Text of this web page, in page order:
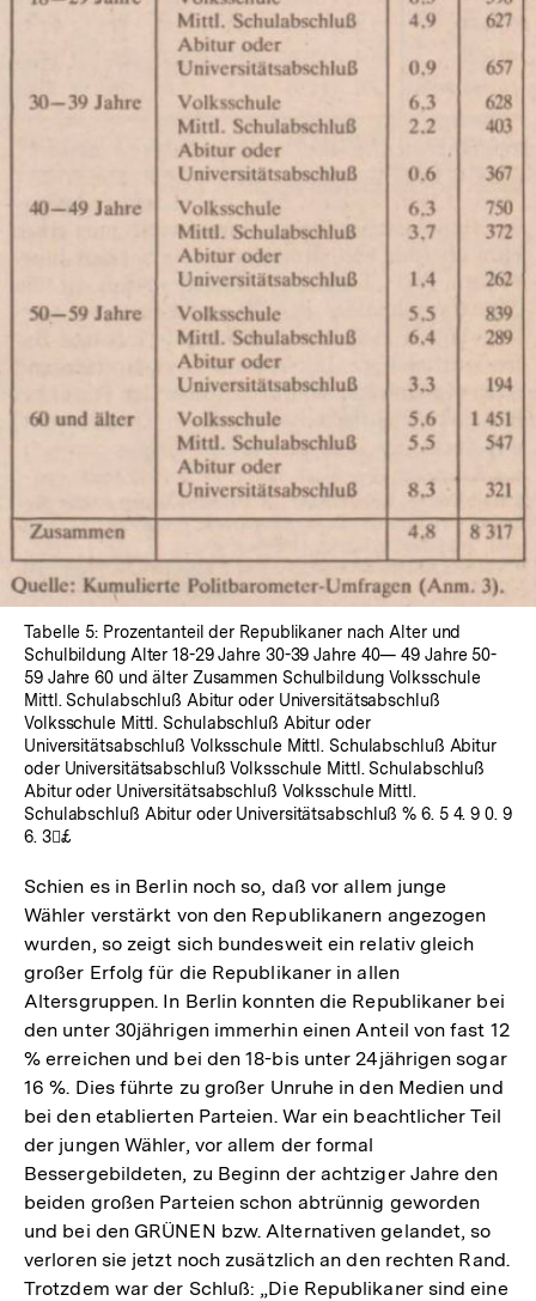
In
Lightbox
öffnen
Tabelle 5: Prozentanteil der Republikaner nach Alter und
Schulbildung Alter 18-29 Jahre 30-39 Jahre 40— 49 Jahre 50-
59 Jahre 60 und älter Zusammen Schulbildung Volksschule
Mittl. Schulabschluß Abitur oder Universitätsabschluß
Volksschule Mittl. Schulabschluß Abitur oder
Universitätsabschluß Volksschule Mittl. Schulabschluß Abitur
oder Universitätsabschluß Volksschule Mittl. Schulabschluß
Abitur oder Universitätsabschluß Volksschule Mittl.
Schulabschluß Abitur oder Universitätsabschluß % 6. 5 4. 9 0. 9
6. 3£
Schien es in Berlin noch so, daß vor allem junge
Wähler verstärkt von den Republikanern angezogen
wurden, so zeigt sich bundesweit ein relativ gleich
großer Erfolg für die Republikaner in allen
Altersgruppen. In Berlin konnten die Republikaner bei
den unter 30jährigen immerhin einen Anteil von fast 12
% erreichen und bei den 18-bis unter 24jährigen sogar
16 %. Dies führte zu großer Unruhe in den Medien und
bei den etablierten Parteien. War ein beachtlicher Teil
der jungen Wähler, vor allem der formal
Bessergebildeten, zu Beginn der achtziger Jahre den
beiden großen Parteien schon abtrünnig geworden
und bei den GRÜNEN bzw. Alternativen gelandet, so
verloren sie jetzt noch zusätzlich an den rechten Rand.
Trotzdem war der Schluß: „Die Republikaner sind eine